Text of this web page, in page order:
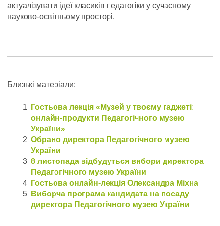
актуалізувати ідеї класиків педагогіки у сучасному
науково-освітньому просторі.
Близькі матеріали:
Гостьова лекція «Музей у твоєму гаджеті:
онлайн-продукти Педагогічного музею
України»
Обрано директора Педагогічного музею
України
8 листопада відбудуться вибори директора
Педагогічного музею України
Гостьова онлайн-лекція Олександра Міхна
Виборча програма кандидата на посаду
директора Педагогічного музею України